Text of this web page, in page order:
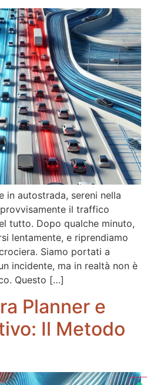
in autostrada, sereni nella
il traffico
tutto. Dopo qualche minuto,
lentamente, e riprendiamo
Siamo portati a
incidente, ma in realtà non è
Questo […]
Planner e
Il Metodo